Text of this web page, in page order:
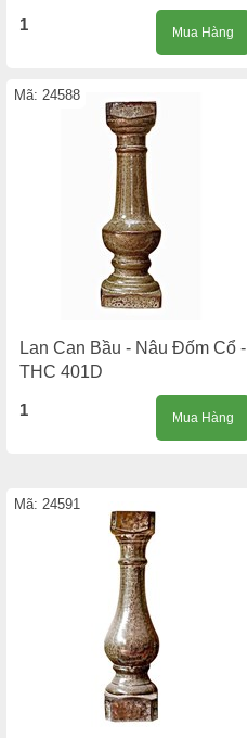
1 Mua Hàng
Mã: 24588
Lan Can Bầu - Nâu Đốm Cổ -
THC 401D
1 Mua Hàng
Mã: 24591